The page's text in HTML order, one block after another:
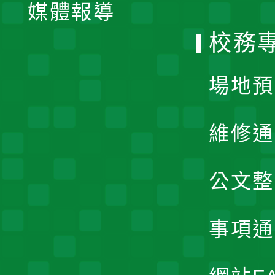
媒體報導
校務
場地
維修
公文
事項